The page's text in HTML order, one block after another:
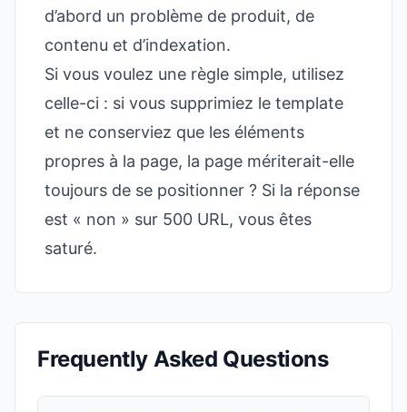
d’abord un problème de produit, de
contenu et d’indexation.
Si vous voulez une règle simple, utilisez
celle-ci : si vous supprimiez le template
et ne conserviez que les éléments
propres à la page, la page mériterait-elle
toujours de se positionner ? Si la réponse
est « non » sur 500 URL, vous êtes
saturé.
Frequently Asked Questions